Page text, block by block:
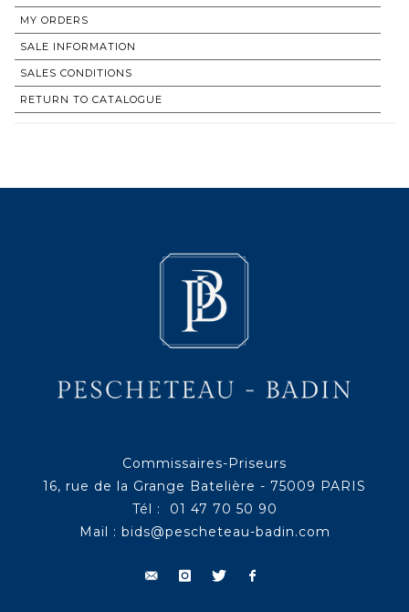
MY ORDERS
SALE INFORMATION
SALES CONDITIONS
RETURN TO CATALOGUE
Commissaires-Priseurs
16, rue de la Grange Batelière - 75009 PARIS
Tél : 01 47 70 50 90
Mail : bids@pescheteau-badin.com